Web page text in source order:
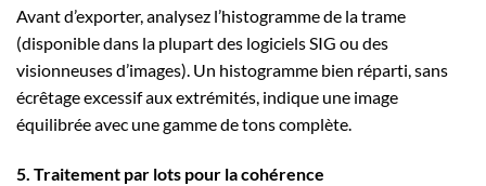
Avant d’exporter, analysez l’histogramme de la trame
(disponible dans la plupart des logiciels SIG ou des
visionneuses d’images). Un histogramme bien réparti, sans
écrêtage excessif aux extrémités, indique une image
équilibrée avec une gamme de tons complète.
5. Traitement par lots pour la cohérence